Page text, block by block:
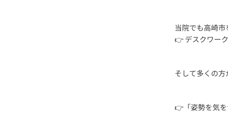
当院でも高崎
👉 デスクワー
そして多くの方
👉「姿勢を気を